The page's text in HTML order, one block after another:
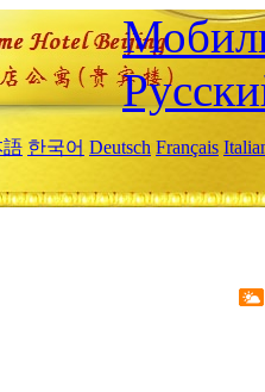
語 한국어 Deutsch Français